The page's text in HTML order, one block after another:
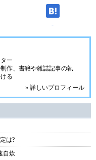
-
ー
作、書籍や雑誌記事の執
る
» 詳しいプロフィール
は?
自炊